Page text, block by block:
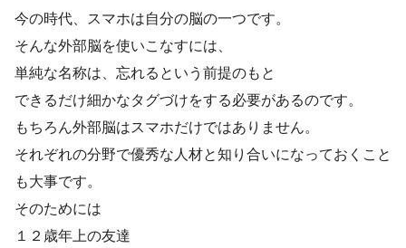
今の時代、スマホは自分の脳の一つです。
そんな外部脳を使いこなすには、
単純な名称は、忘れるという前提のもと
できるだけ細かなタグづけをする必要があるのです。
もちろん外部脳はスマホだけではありません。
それぞれの分野で優秀な人材と知り合いになっておくこと
も大事です。
そのためには
１２歳年上の友達